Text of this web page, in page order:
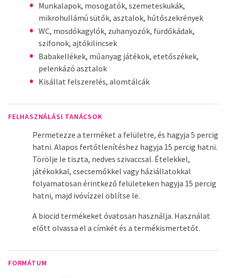
Munkalapok, mosogatók, szemeteskukák,
mikrohullámú sütők, asztalok, hűtőszekrények
WC, mosdókagylók, zuhanyozók, fürdőkádak,
szifonok, ajtókilincsek
Babakellékek, műanyag játékok, etetőszékek,
pelenkázó asztalok
Kisállat felszerelés, alomtálcák
FELHASZNÁLÁSI TANÁCSOK
Permetezze a terméket a felületre, és hagyja 5 percig
hatni. Alapos fertőtlenítéshez hagyja 15 percig hatni.
Törölje le tiszta, nedves szivaccsal. Ételekkel,
játékokkal, csecsemőkkel vagy háziállatokkal
folyamatosan érintkező felületeken hagyja 15 percig
hatni, majd ivóvízzel öblítse le.
A biocid termékeket óvatosan használja. Használat
előtt olvassa el a címkét és a termékismertetőt.
FORMÁTUM